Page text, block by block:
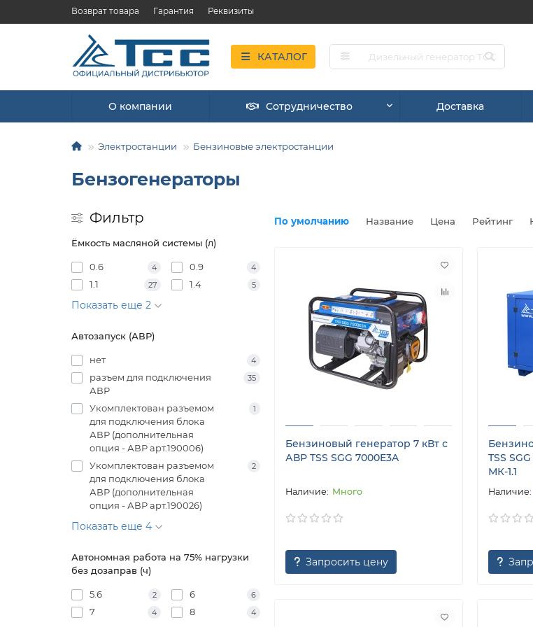
Возврат товара Гарантия Реквизиты
КАТАЛОГ
О компании Сотрудничество Доставка
Электростанции Бензиновые электростанции
Бензогенераторы
Фильтр
Ёмкость масляной системы (л)
0.6 4 0.9 4
1.1 27 1.4 5
Показать еще 2
Автозапуск (АВР)
нет 4
разъем для подключения
АВР
35
Укомплектован разъемом
для подключения блока
АВР (дополнительная
опция - АВР арт.190006)
1
Укомплектован разъемом
для подключения блока
АВР (дополнительная
опция - АВР арт.190026)
2
Показать еще 4
Автономная работа на 75% нагрузки
без дозаправ (ч)
5.6 2 6 6
7 4 8 4
По умолчанию Название Цена Рейтинг
Бензиновый генератор 7 кВт с
АВР TSS SGG 7000E3A
Много
Запросить цену
TSS
МК-1.1